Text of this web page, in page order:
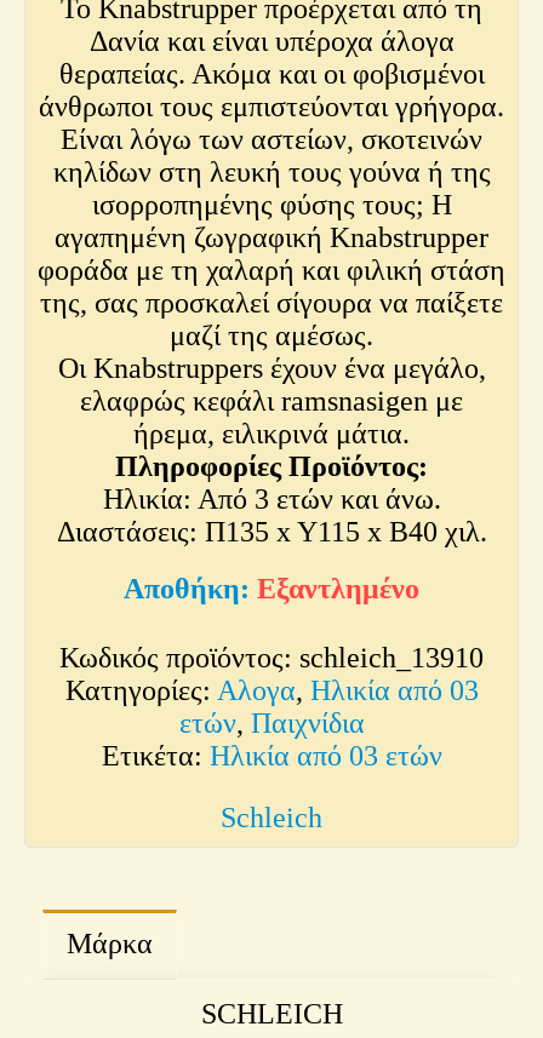
Το Knabstrupper προέρχεται από τη
Δανία και είναι υπέροχα άλογα
θεραπείας. Ακόμα και οι φοβισμένοι
άνθρωποι τους εμπιστεύονται γρήγορα.
Είναι λόγω των αστείων, σκοτεινών
κηλίδων στη λευκή τους γούνα ή της
ισορροπημένης φύσης τους; Η
αγαπημένη ζωγραφική Knabstrupper
φοράδα με τη χαλαρή και φιλική στάση
της, σας προσκαλεί σίγουρα να παίξετε
μαζί της αμέσως.
Οι Knabstruppers έχουν ένα μεγάλο,
ελαφρώς κεφάλι ramsnasigen με
ήρεμα, ειλικρινά μάτια.
Πληροφορίες Προϊόντος:
Ηλικία: Από 3 ετών και άνω.
Διαστάσεις: Π135 x Y115 x Β40 χιλ.
Εξαντλημένο
Κωδικός προϊόντος: schleich_13910
Κατηγορίες: Αλογα, Ηλικία από 03
ετών, Παιχνίδια
Ετικέτα: Ηλικία από 03 ετών
Schleich
Μάρκα
SCHLEICH